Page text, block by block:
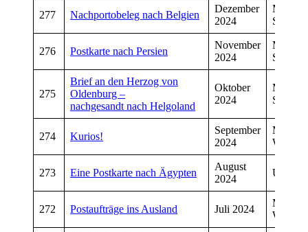
277 Nachportobeleg nach Belgien
Dezember
2024
Schmitt
276 Postkarte nach Persien
November
2024
Schmitt
275
Brief an den Herzog von
Oldenburg –
nachgesandt nach Helgoland
Oktober
2024
Schmitt
274 Kurios!
September
2024
273 Eine Postkarte nach Ägypten
August
2024
Udo
272 Postaufträge ins Ausland Juli 2024